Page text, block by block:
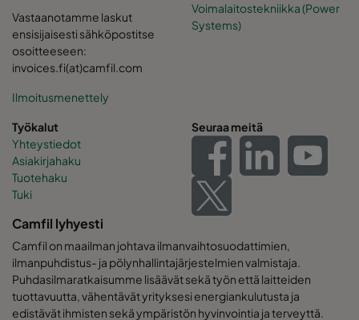
Vastaanotamme laskut
ensisijaisesti sähköpostitse
osoitteeseen:
invoices.fi(at)camfil.com
Ilmoitusmenettely
Voimalaitostekniikka (Power
Systems)
Työkalut
Yhteystiedot
Asiakirjahaku
Tuotehaku
Tuki
Seuraa meitä
Camfil lyhyesti
Camfil on maailman johtava ilmanvaihtosuodattimien,
ilmanpuhdistus- ja pölynhallintajärjestelmien valmistaja.
Puhdasilmaratkaisumme lisäävät sekä työn että laitteiden
tuottavuutta, vähentävät yrityksesi energiankulutusta ja
edistävät ihmisten sekä ympäristön hyvinvointia ja terveyttä.